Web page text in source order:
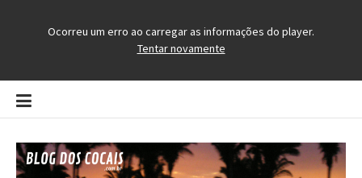
Pular
para
conteúdo